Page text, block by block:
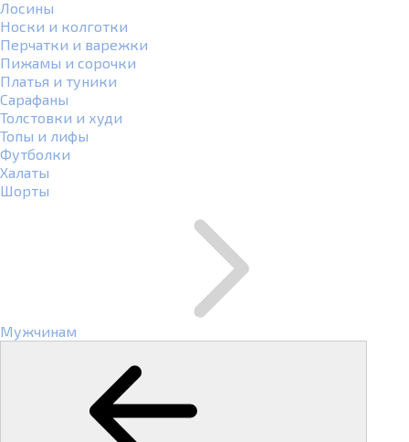
Лосины
Носки и колготки
Перчатки и варежки
Пижамы и сорочки
Платья и туники
Сарафаны
Толстовки и худи
Топы и лифы
Футболки
Халаты
Шорты
Мужчинам